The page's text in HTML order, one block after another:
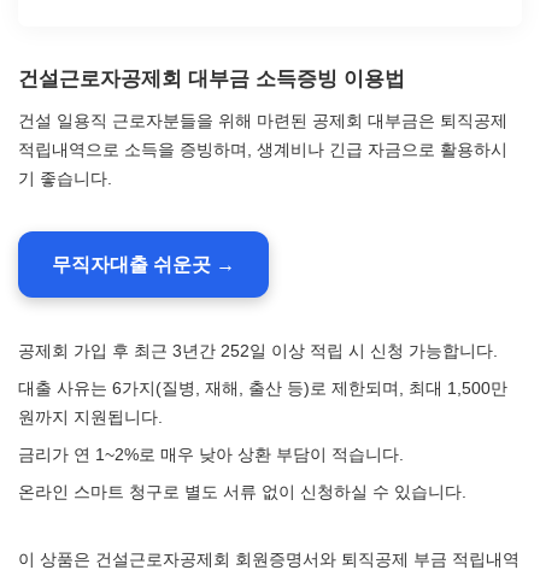
건설근로자공제회 대부금 소득증빙 이용법
건설 일용직 근로자분들을 위해 마련된 공제회 대부금은 퇴직공제
적립내역으로 소득을 증빙하며, 생계비나 긴급 자금으로 활용하시
기 좋습니다.
무직자대출 쉬운곳 →
공제회 가입 후 최근 3년간 252일 이상 적립 시 신청 가능합니다.
대출 사유는 6가지(질병, 재해, 출산 등)로 제한되며, 최대 1,500만
원까지 지원됩니다.
금리가 연 1~2%로 매우 낮아 상환 부담이 적습니다.
온라인 스마트 청구로 별도 서류 없이 신청하실 수 있습니다.
이 상품은 건설근로자공제회 회원증명서와 퇴직공제 부금 적립내역